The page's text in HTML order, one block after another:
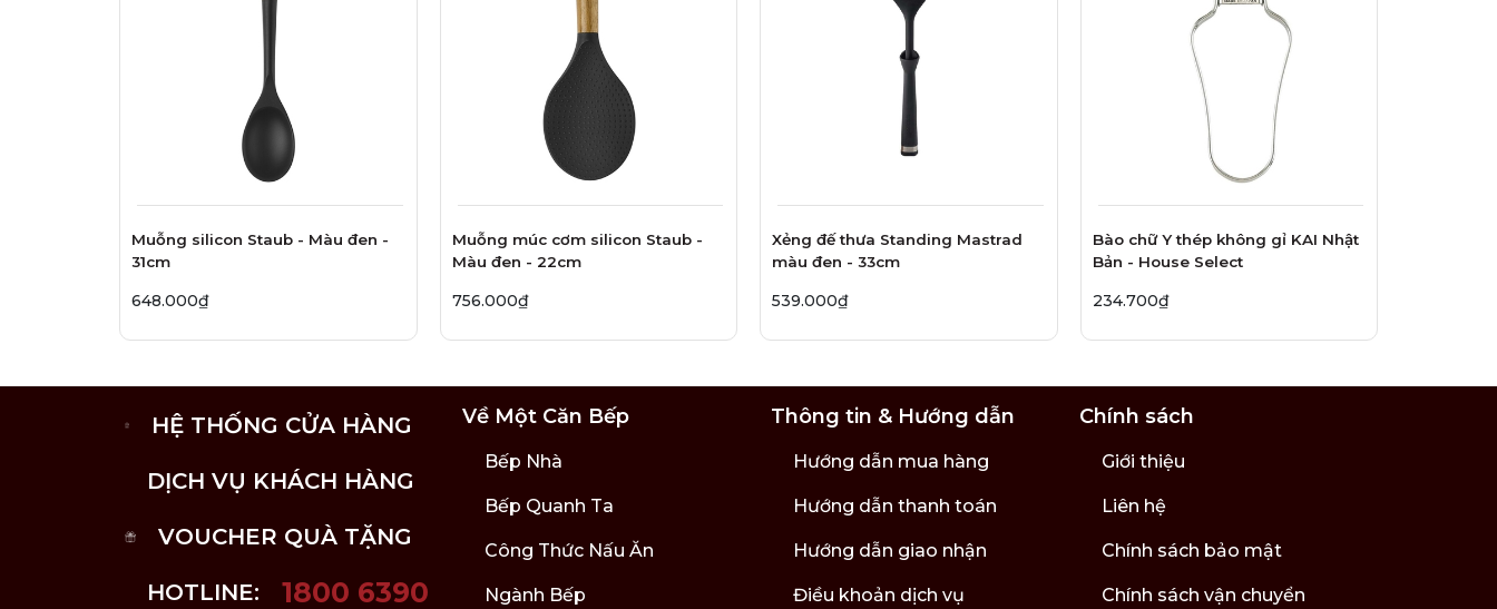
Muỗng silicon Staub - Màu đen -
31cm
648.000₫
Muỗng múc cơm silicon Staub -
Màu đen - 22cm
756.000₫
Xẻng đế thưa Standing Mastrad
màu đen - 33cm
539.000₫
Bào chữ Y thép không gỉ KAI Nhật
Bản - House Select
234.700₫
HỆ THỐNG CỬA HÀNG
DỊCH VỤ KHÁCH HÀNG
VOUCHER QUÀ TẶNG
HOTLINE: 1800 6390
Về Một Căn Bếp
Bếp Nhà
Bếp Quanh Ta
Công Thức Nấu Ăn
Ngành Bếp
Thông tin & Hướng dẫn
Hướng dẫn mua hàng
Hướng dẫn thanh toán
Hướng dẫn giao nhận
Điều khoản dịch vụ
Chính sách
Giới thiệu
Liên hệ
Chính sách bảo mật
Chính sách vận chuyển